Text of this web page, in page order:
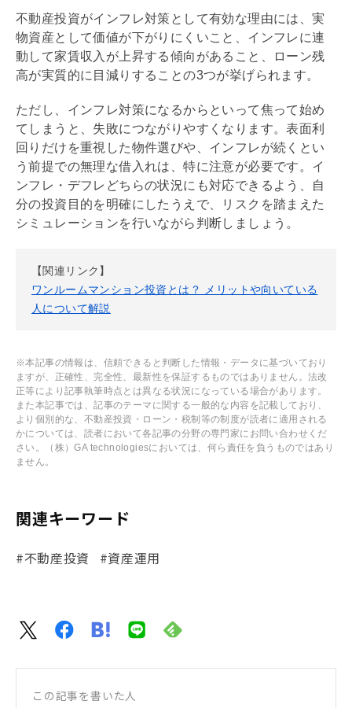
不動産投資がインフレ対策として有効な理由には、実
物資産として価値が下がりにくいこと、インフレに連
動して家賃収入が上昇する傾向があること、ローン残
高が実質的に目減りすることの3つが挙げられます。
ただし、インフレ対策になるからといって焦って始め
てしまうと、失敗につながりやすくなります。表面利
回り だけを重視した物件選びや、インフレが続くとい
う前提での無理な借入れは、特に注意が必要です。イ
ンフレ・デフレどちらの状況にも対応できるよう、自
分の投資目的を明確にしたうえで、リスクを踏まえた
シミュレーションを行いながら判断しましょう。
【関連リンク】
ワンルームマンション投資とは？ メリットや向いている
人について解説
※本記事の情報は、信頼できると判断した情報・データに基づいており
ますが、正確性、完全性、最新性を保証するものではありません。法改
正等により記事執筆時点とは異なる状況になっている場合があります。
また本記事では、記事のテーマに関する一般的な内容を記載しており、
より個別的な、不動産投資・ローン・税制等の制度が読者に適用される
かについては、読者において各記事の分野の専門家にお問い合わせくだ
さい。（株）GA technologiesにおいては、何ら責任を負うものではあり
ません。
関連キーワード
#不動産投資 #資産運用
この記事を書いた人